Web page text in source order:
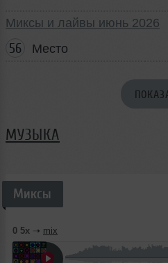
Миксы и лайвы июнь 2026
56 Место
МУЗЫКА
Миксы
0 5x ➝ mix